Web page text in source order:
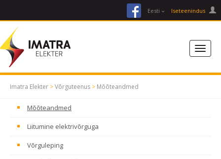
facebookEesti Iseteenindus
Imatra Elekter >Võrguteenus > Mõõteandmed
Mõõteandmed
Liitumine elektrivõrguga
Võrguleping